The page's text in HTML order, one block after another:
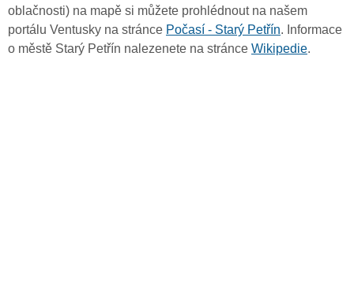
oblačnosti) na mapě si můžete prohlédnout na našem
portálu Ventusky na stránce Počasí - Starý Petřín. Informace
o městě Starý Petřín nalezenete na stránce Wikipedie.